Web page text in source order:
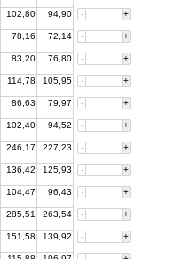
102,80 94,90 - +
78,16 72,14 - +
83,20 76,80 - +
114,78 105,95 - +
86,63 79,97 - +
102,40 94,52 - +
246,17 227,23 - +
136,42 125,93 - +
104,47 96,43 - +
285,51 263,54 - +
151,58 139,92 - +